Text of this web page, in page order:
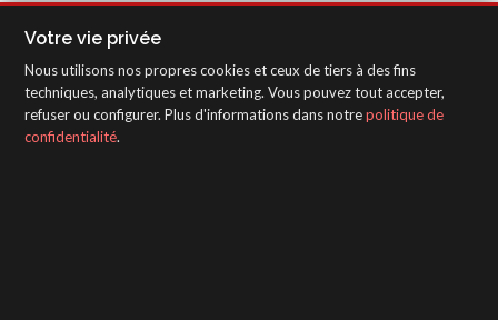
NUAGE DE MOTS CLÉS
Votre vie privée
Nous utilisons nos propres cookies et ceux de tiers à des fins
techniques, analytiques et marketing. Vous pouvez tout accepter,
refuser ou configurer. Plus d'informations dans notrepolitique de
confidentialité.